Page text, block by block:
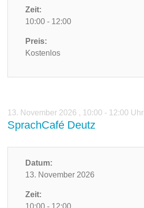
Zeit:
10:00 - 12:00
Preis:
Kostenlos
13. November 2026 , 10:00 - 12:00 Uhr
SprachCafé Deutz
Datum:
13. November 2026
Zeit: